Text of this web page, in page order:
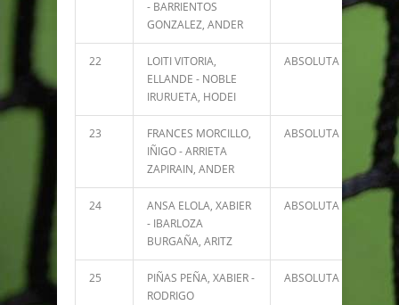
- BARRIENTOS
GONZALEZ, ANDER
22
LOITI VITORIA,
ELLANDE - NOBLE
IRURUETA, HODEI
ABSOLUTA 8031
23
FRANCES MORCILLO,
IÑIGO - ARRIETA
ZAPIRAIN, ANDER
ABSOLUTA 7156
24
ANSA ELOLA, XABIER
- IBARLOZA
BURGAÑA, ARITZ
ABSOLUTA
25
PIÑAS PEÑA, XABIER -
RODRIGO
ABSOLUTA